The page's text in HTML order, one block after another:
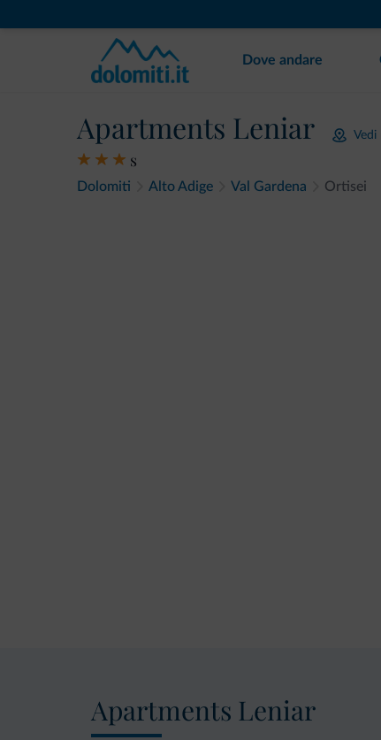
Dove andare
Apartments Leniar Vedi
s
Dolomiti Alto Adige Val Gardena Ortisei
Apartments Leniar